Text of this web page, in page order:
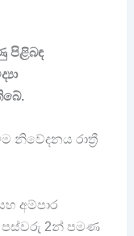
පිළිබඳ
නිවේදනය රාත්‍රී
අම්පාර
පස්වරු 2න් පමණ